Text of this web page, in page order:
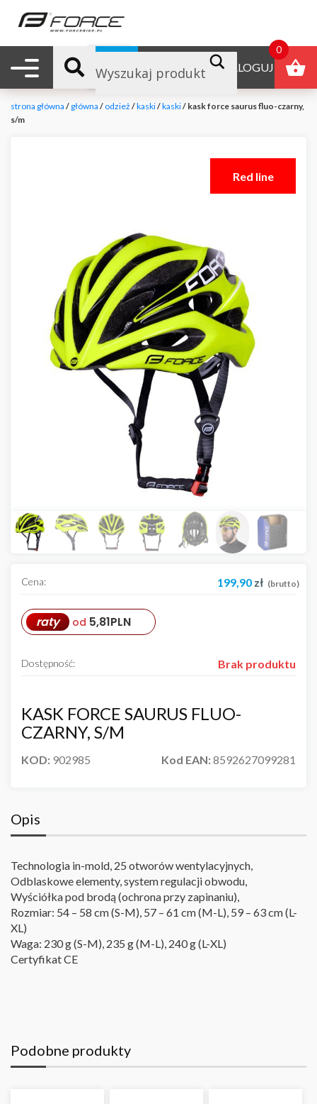
Nawigacja mobilna ZALOGUJ
B2B
strona główna / główna / odzież /kaski/kaski/ kask force saurus fluo-czarny,
s/m
Red line
KASK FORCE SAURUS FLUO-
CZARNY, S/M
KOD: 902985 Kod EAN:8592627099281
Cena: 199,90 zł (brutto)
raty od 5,81PLN
Dostępność: Brak produktu
Opis
Technologia in-mold, 25 otworów wentylacyjnych,
Odblaskowe elementy, system regulacji obwodu,
Wyściółka pod brodą (ochrona przy zapinaniu),
Rozmiar: 54 – 58 cm (S-M), 57 – 61 cm (M-L), 59 – 63 cm (L-
XL)
Waga: 230 g (S-M), 235 g (M-L), 240 g (L-XL)
Certyfikat CE
Podobne produkty
0